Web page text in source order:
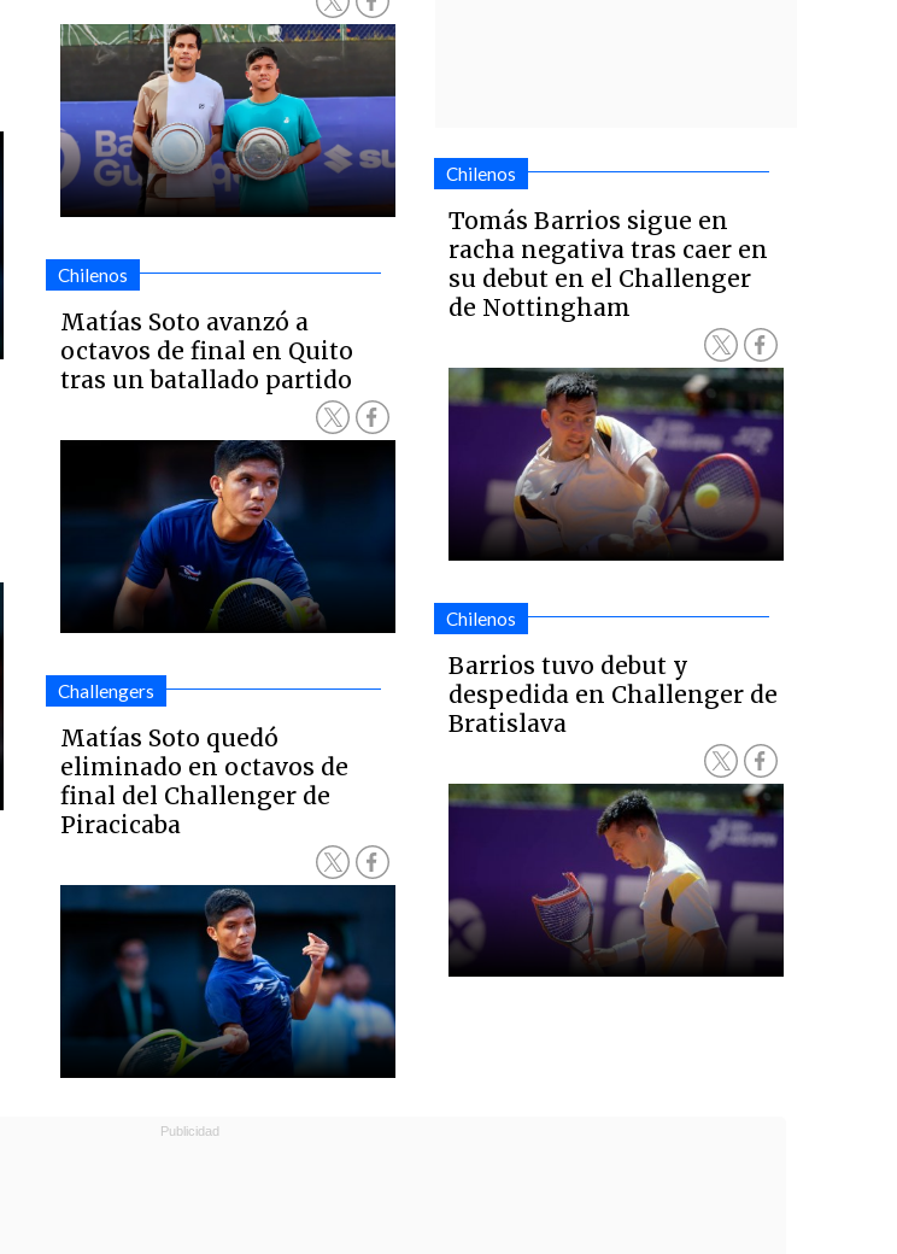
Chilenos
Matías Soto avanzó a
octavos de final en Quito
tras un batallado partido
Challengers
Matías Soto quedó
eliminado en octavos de
final del Challenger de
Piracicaba
Chilenos
Tomás Barrios sigue en
racha negativa tras caer en
su debut en el Challenger
de Nottingham
Chilenos
Barrios tuvo debut y
despedida en Challenger de
Bratislava